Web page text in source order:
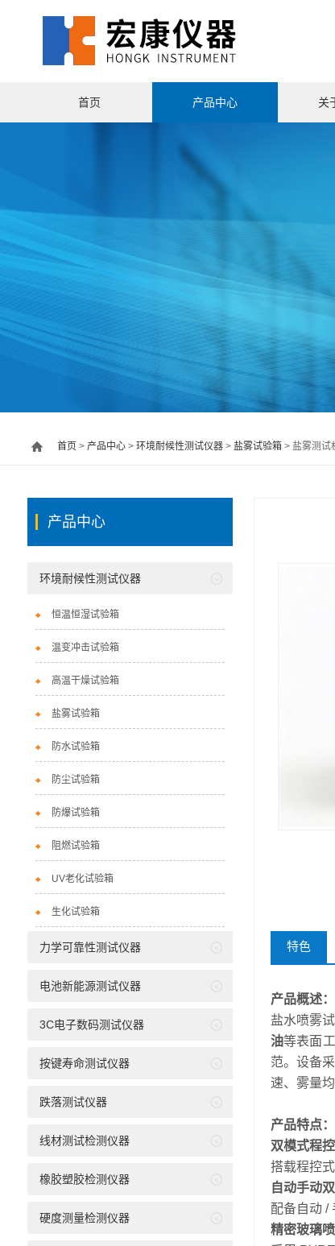
首页 产品中心 关
首页 > 产品中心> 环境耐候性测试仪器> 盐雾试验箱 > 盐雾测试
特色
产品概述：
盐水喷雾
油等表面
范。设备
速、雾量
产品特点：
双模式程
搭载程控
自动手动
配备自动 /
精密玻璃
产品中心
环境耐候性测试仪器
恒温恒湿试验箱
温变冲击试验箱
高温干燥试验箱
盐雾试验箱
防水试验箱
防尘试验箱
防爆试验箱
阻燃试验箱
UV老化试验箱
生化试验箱
力学可靠性测试仪器
电池新能源测试仪器
3C电子数码测试仪器
按键寿命测试仪器
跌落测试仪器
线材测试检测仪器
橡胶塑胶检测仪器
硬度测量检测仪器